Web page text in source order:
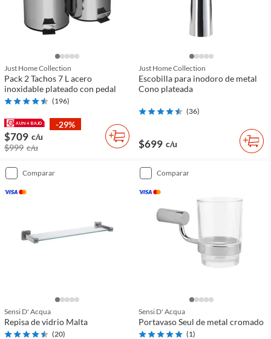
Just Home Collection
Pack 2 Tachos 7 L acero
inoxidable plateado con pedal
(196)
-29%
$709 c/u
$999 c/u
Just Home Collection
Escobilla para inodoro de metal
Cono plateada
(36)
$699 c/u
comparar
Sensi D' Acqua
Repisa de vidrio Malta
(20)
comparar
Sensi D' Acqua
Portavaso Seul de metal cromado
(1)